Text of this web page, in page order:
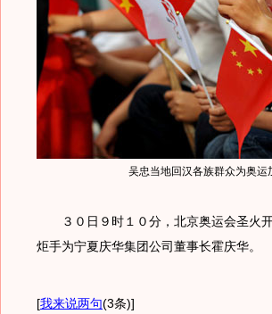
吴忠当地回汉各族群众为奥运
３０日９时１０分，北京奥运会圣火开
炬手为宁夏庆华集团公司董事长霍庆华。
[我来说两句(3条)]